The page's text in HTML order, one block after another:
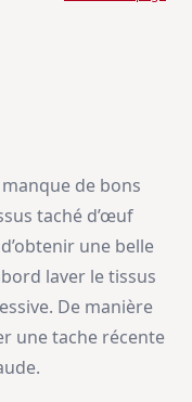
de bons
taché d’œuf
une belle
laver le tissus
De manière
une tache récente